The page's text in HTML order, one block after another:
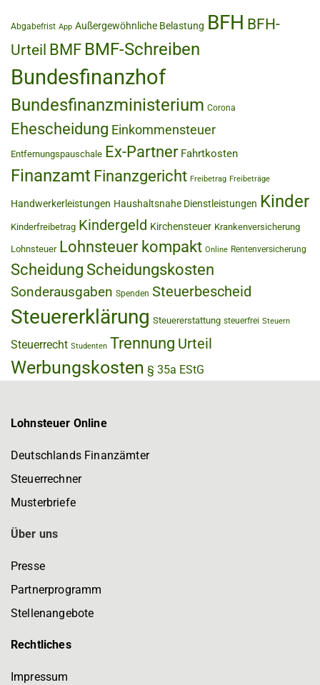
Abgabefrist App Außergewöhnliche Belastung BFH BFH-
Urteil BMF BMF-Schreiben
Bundesfinanzhof
Bundesfinanzministerium Corona
Ehescheidung Einkommensteuer
Entfernungspauschale Ex-Partner Fahrtkosten
Finanzamt Finanzgericht Freibetrag Freibeträge
Handwerkerleistungen Haushaltsnahe Dienstleistungen Kinder
Kinderfreibetrag Kindergeld Kirchensteuer Krankenversicherung
Lohnsteuer Lohnsteuer kompakt Online Rentenversicherung
Scheidung Scheidungskosten
Sonderausgaben Spenden Steuerbescheid
Steuererklärung Steuererstattung steuerfrei Steuern
Steuerrecht Studenten Trennung Urteil
Werbungskosten § 35a EStG
Lohnsteuer Online
Deutschlands Finanzämter
Steuerrechner
Musterbriefe
Über uns
Presse
Partnerprogramm
Stellenangebote
Rechtliches
Impressum